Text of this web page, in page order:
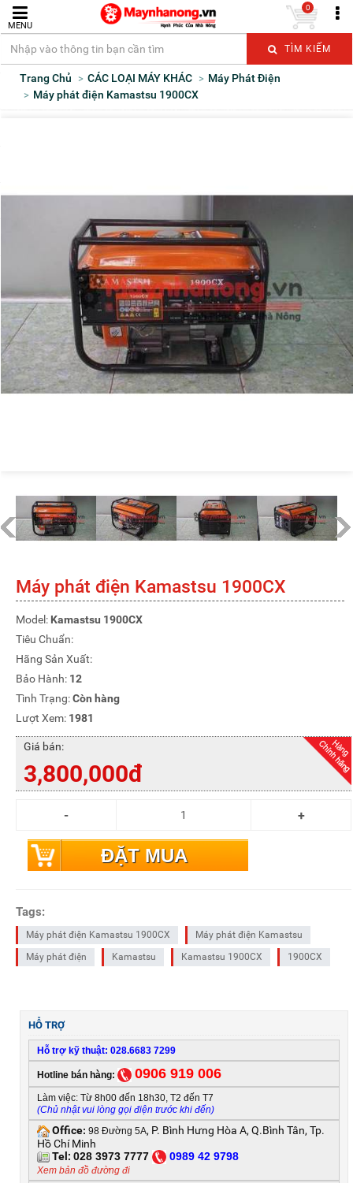
MENU
TÌM KIẾM
0
Trang Chủ CÁC LOẠI MÁY KHÁC
Máy Phát Điện
Máy phát điện Kamastsu 1900CX
Máy phát điện Kamastsu 1900CX
Model: Kamastsu 1900CX
Tiêu Chuẩn:
Hãng Sản Xuất:
Bảo Hành: 12
Tình Trạng:Còn hàng
Lượt Xem: 1981
Giá bán:
3,800,000đ
ĐẶT MUA
Tags:
Máy phát điện Kamastsu 1900CX
Máy phát điện Kamastsu
Máy phát điện
Kamastsu Kamastsu 1900CX 1900CX
HỖ TRỢ
Hỗ trợ kỹ thuật: 028.6683 7299
Hotline bán hàng: 0906 919 006
Làm việc: Từ 8h00 đến 18h30, T2 đến T7
(Chủ nhật vui lòng gọi điện trước khi đến)
Office: 98 Đường 5A, P. Bình Hưng Hòa A, Q.Bình Tân, Tp.
Hồ Chí Minh
Tel: 028 3973 7777 0989 42 9798
Xem bản đồ đường đi